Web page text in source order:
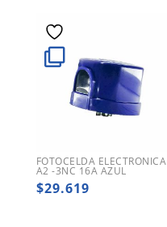
FOTOCELDA ELECTRONICA
A2 -3NC 16A AZUL
$29.619